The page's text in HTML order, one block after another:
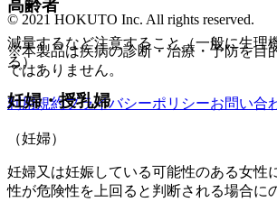
高齢者
減量するなど注意すること（一般に生理
る）。
妊婦・授乳婦
（妊婦）
妊婦又は妊娠している可能性のある女性
性が危険性を上回ると判断される場合に
© 2021 HOKUTO Inc. All rights reserved.
※本製品は疾病の診断・治療・予防を目
ではありません。
利用規約プライバシーポリシーお問い合